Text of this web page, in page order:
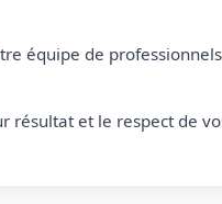
équipe de
et le respect de